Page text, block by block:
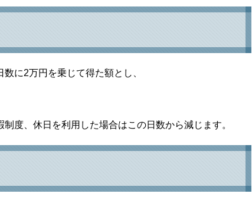
に2万円を乗じて得た額とし、
度、休日を利用した場合はこの日数から減じます。